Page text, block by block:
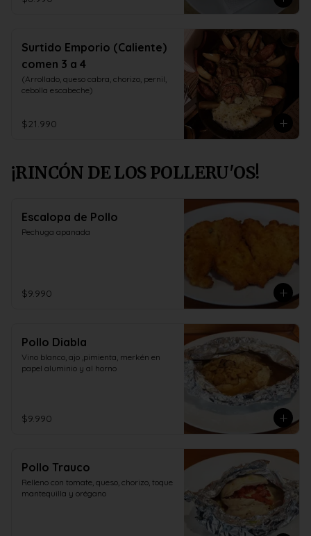
Surtido Emporio (Caliente)
comen 3 a 4
(Arrollado, queso cabra, chorizo, pernil,
cebolla escabeche)
$21.990
¡RINCÓN DE LOS POLLERU'OS!
Escalopa de Pollo
Pechuga apanada
$9.990
Pollo Diabla
Vino blanco, ajo ,pimienta, merkén en
papel aluminio y al horno
$9.990
Pollo Trauco
Relleno con tomate, queso, chorizo, toque
mantequilla y orégano